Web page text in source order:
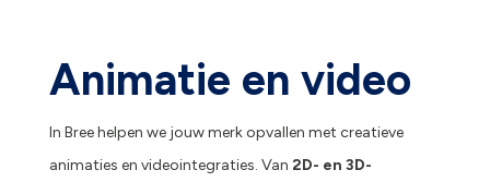
Animatie en video
In Bree helpen we jouw merk opvallen met creatieve
animaties en videointegraties. Van 2D- en 3D-